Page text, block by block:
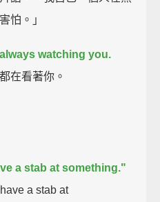
怕。」
watching you.
在看著你。
a stab at something."
a stab at